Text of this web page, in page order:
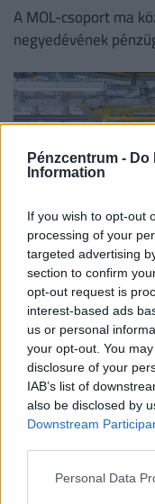
Pénzcentrum - Do
Information
If you wish to opt-out
processing of your
targeted advertising
section to confirm
opt-out request is
interest-based ads
us or personal
your opt-out. You
disclosure of your
IAB’s list of
also be disclosed by
Downstream
Personal Data
A MOL-csoport ma
negyedévének
Megelégelték az
magyar
egymás után
óriáscégek
Az idei nyáron
szakszervezetek.